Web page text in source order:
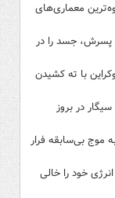
معماری‌های
پسرش، جسد را در
با ته کشیدن
در بروز
موج بی‌سابقه فرار
خود را خالی